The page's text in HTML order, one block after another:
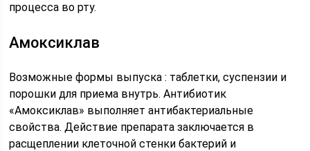
процесса во рту.
Амоксиклав
Возможные формы выпуска : таблетки, суспензии и
порошки для приема внутрь. Антибиотик
«Амоксиклав» выполняет антибактериальные
свойства. Действие препарата заключается в
расщеплении клеточной стенки бактерий и